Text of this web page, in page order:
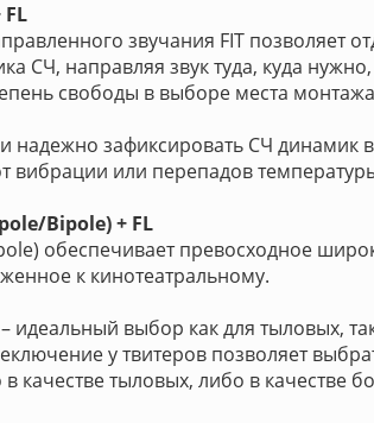
звучания FIT позволяет
СЧ, направляя звук туда, куда
свободы в выборе места монтажа
надежно зафиксировать СЧ динамик
вибрации или перепадов
Bipole) + FL
обеспечивает превосходное
к кинотеатральному.
идеальный выбор как для тыловых,
у твитеров позволяет
качестве тыловых, либо в качестве